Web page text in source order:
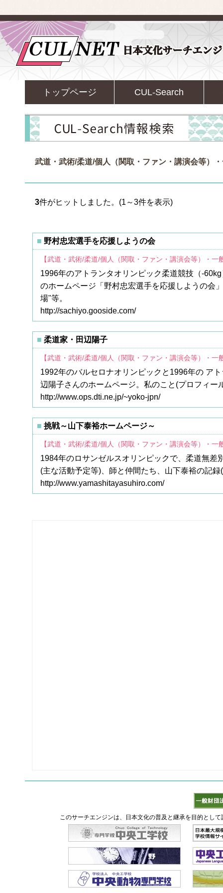
トップページ CUL-Search
武道・武術/柔道/個人（関取・ファン・講演会等）
3件がヒットしました。(1～3件を表示)
野村忠宏選手を応援しようの会
【武道・武術/柔道/個人（関取・ファン・講演会等）・一
1996年のアトランタオリンピック柔道競技（-
のホームページ「野村忠宏選手を応援しようの会
場"等。
http://sachiyo.gooside.com/
柔道家・田辺陽子
【武道・武術/柔道/個人（関取・ファン・講演会等）・一
1992年のバルセロナオリンピックと1996年の ア
辺陽子さんのホームページ。私のこと(プロフィ
http://www.ops.dti.ne.jp/~yoko-jpn/
挑戦～山下泰裕ホームページ～
【武道・武術/柔道/個人（関取・ファン・講演会等）・一
1984年のロサンゼルスオリンピックで、柔道無
(主な活動予定等)、師と仲間たち、山下泰裕の記
http://www.yamashitayasuhiro.com/
このサーチエンジンは、日本文化の普及と継承を目的とし